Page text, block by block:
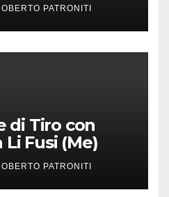
PATRONITI
di Tiro con
Li Fusi (Me)
PATRONITI